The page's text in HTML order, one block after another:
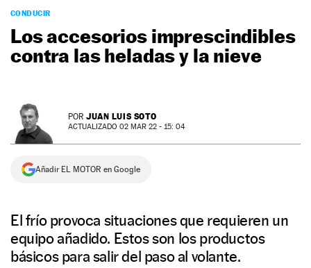
PODCAST
MOTOS
TECNOLOGÍA
PREMIOS
SERVICIOS
CONDUCIR
Los accesorios imprescindibles
contra las heladas y la nieve
POR JUAN LUIS SOTO
ACTUALIZADO 02 MAR 22 - 15: 04
Añadir EL MOTOR en Google
El frío provoca situaciones que requieren un
equipo añadido. Estos son los productos
básicos para salir del paso al volante.